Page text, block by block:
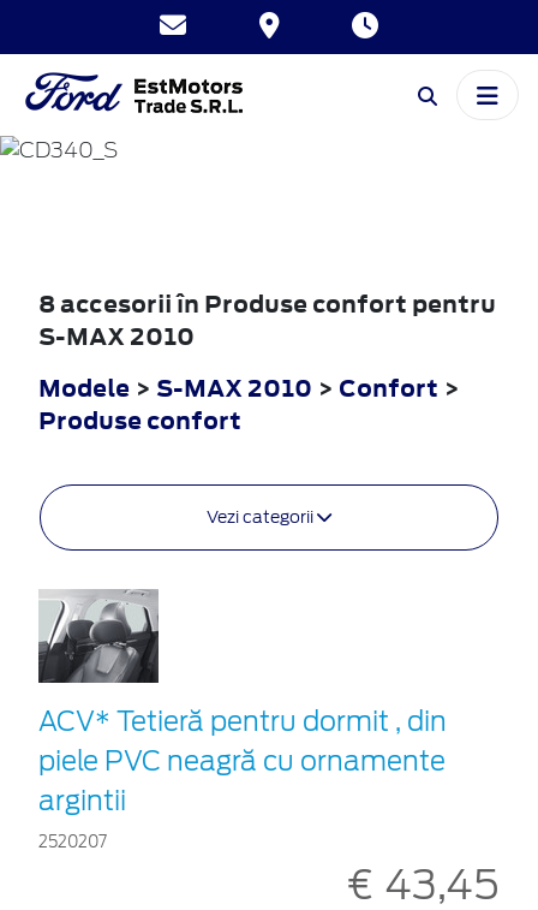
S-MAX
8 accesorii în Produse confort pentru
S-MAX 2010
Modele > S-MAX 2010 > Confort >
Produse confort
Vezi categorii
ACV* Tetieră pentru dormit , din
piele PVC neagră cu ornamente
argintii
2520207
€ 43,45